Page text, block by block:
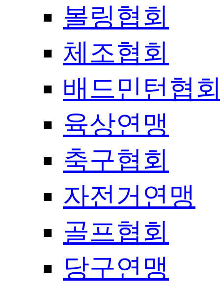
볼링협회
체조협회
배드민턴협
육상연맹
축구협회
자전거연맹
골프협회
당구연맹